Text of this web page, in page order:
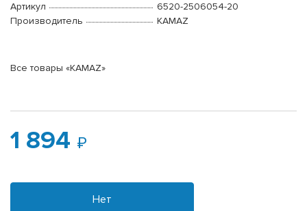
Артикул
6520-2506054-20
Производитель
KAMAZ
Все товары «KAMAZ»
1 894
Нет